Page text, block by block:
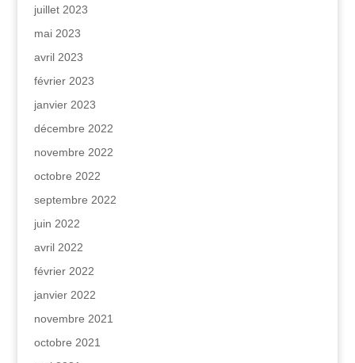
juillet 2023
mai 2023
avril 2023
février 2023
janvier 2023
décembre 2022
novembre 2022
octobre 2022
septembre 2022
juin 2022
avril 2022
février 2022
janvier 2022
novembre 2021
octobre 2021